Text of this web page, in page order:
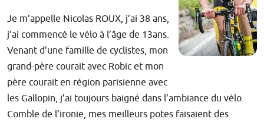
Je m’appelle Nicolas ROUX, j’ai 38 ans,
j’ai commencé le vélo à l’âge de 13ans.
Venant d’une famille de cyclistes, mon
grand-père courait avec Robic et mon
père courait en région parisienne avec
les Gallopin, j’ai toujours baigné dans l’ambiance du vélo.
Comble de l’ironie, mes meilleurs potes faisaient des